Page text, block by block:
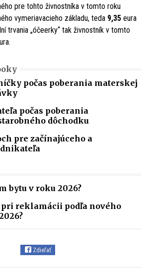
pre tohto živnostníka v tomto roku
vymeriavacieho základu, teda 9,35 eura
trvania „óčeerky“ tak živnostník v tomto
počas poberania materskej
počas poberania
dôchodku
pre začínajúceho a
bytu v roku 2026?
pri reklamácii podľa nového
Zdieľať